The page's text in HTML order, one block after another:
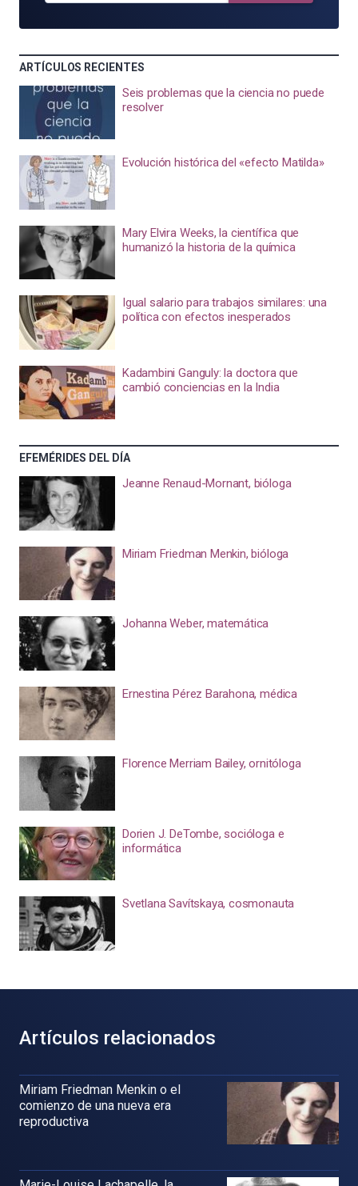
ARTÍCULOS RECIENTES
Seis problemas que la ciencia no puede
resolver
Evolución histórica del «efecto Matilda»
Mary Elvira Weeks, la científica que
humanizó la historia de la química
Igual salario para trabajos similares: una
política con efectos inesperados
Kadambini Ganguly: la doctora que
cambió conciencias en la India
EFEMÉRIDES DEL DÍA
Jeanne Renaud-Mornant, bióloga
Miriam Friedman Menkin, bióloga
Johanna Weber, matemática
Ernestina Pérez Barahona, médica
Florence Merriam Bailey, ornitóloga
Dorien J. DeTombe, socióloga e
informática
Svetlana Savítskaya, cosmonauta
Artículos relacionados
Miriam Friedman Menkin o el
comienzo de una nueva era
reproductiva